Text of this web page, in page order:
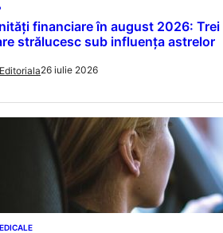
financiare în august 2026: Trei
strălucesc sub influența astrelor
26 iulie 2026